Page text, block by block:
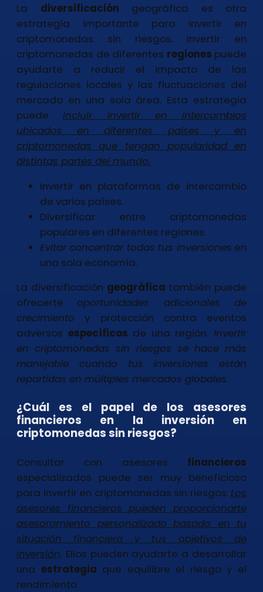
La diversificación geográfica es otra
estrategia importante para invertir en
criptomonedas sin riesgos. Invertir en
criptomonedas de diferentes regiones puede
ayudarte a reducir el impacto de las
regulaciones locales y las fluctuaciones del
mercado en una sola área. Esta estrategia
puedeincluir invertir en intercambios
ubicados en diferentes países y en
criptomonedas que tengan popularidad en
distintas partes del mundo.
Invertir en plataformas de intercambio
de varios países.
Diversificar entre criptomonedas
populares en diferentes regiones.
Evitar concentrar todas tus inversiones en
una sola economía.
La diversificación geográfica también puede
ofrecerteoportunidades adicionales de
crecimiento y protección contra eventos
adversos específicos de una región.Invertir
en criptomonedas sin riesgos se hace más
manejable cuando tus inversiones están
repartidas en múltiples mercados globales.
¿Cuál es el papel de los asesores
financieros en la inversión en
criptomonedas sin riesgos?
Consultar con asesores financieros
especializados puede ser muy beneficioso
para invertir en criptomonedas sin riesgos.Los
asesores financieros pueden proporcionarte
asesoramiento personalizado basado en tu
situación financiera y tus objetivos de
inversión. Ellos pueden ayudarte a desarrollar
una estrategia que equilibre el riesgo y el
rendimiento.